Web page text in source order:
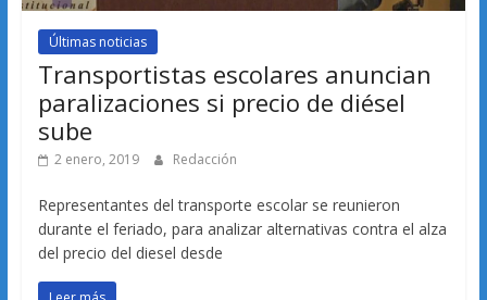
Últimas noticias
Transportistas escolares anuncian
paralizaciones si precio de diésel
sube
2 enero, 2019 Redacción
Representantes del transporte escolar se reunieron
durante el feriado, para analizar alternativas contra el alza
del precio del diesel desde